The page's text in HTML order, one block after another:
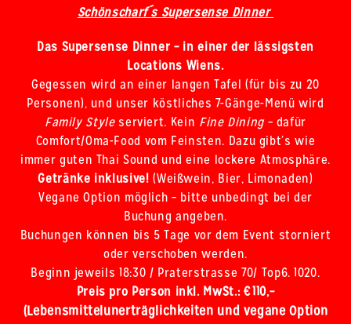
Schönscharf´s Supersense Dinner
Das Supersense Dinner – in einer der lässigsten
Locations Wiens.
Gegessen wird an einer langen Tafel (für bis zu 20
Personen), und unser köstliches 7-Gänge-Menü wird
Family Style serviert. Kein Fine Dining– dafür
Comfort/Oma-Food vom Feinsten. Dazu gibt’s wie
immer guten Thai Sound und eine lockere Atmosphäre.
Getränke inklusive!(Weißwein, Bier, Limonaden)
Vegane Option möglich – bitte unbedingt bei der
Buchung angeben.
Buchungen können bis 5 Tage vor dem Event storniert
oder verschoben werden.
Beginn jeweils 18:30 / Praterstrasse 70/ Top6. 1020.
Preis pro Person inkl. MwSt.: € 110,–
(Lebensmittelunerträglichkeiten und vegane Option